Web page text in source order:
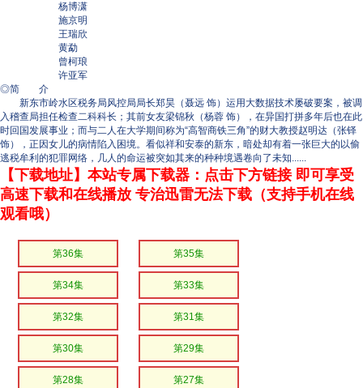
杨博潇
施京明
王瑞欣
黄勐
曾柯琅
许亚军
◎简 介
新东市岭水区税务局风控局局长郑昊（聂远 饰）运用大数据技术屡破要案，被调
入稽查局担任检查二科科长；其前女友梁锦秋（杨蓉 饰），在异国打拼多年后也在此
时回国发展事业；而与二人在大学期间称为“高智商铁三角”的财大教授赵明达（张铎
饰），正因女儿的病情陷入困境。看似祥和安泰的新东，暗处却有着一张巨大的以偷
逃税牟利的犯罪网络，几人的命运被突如其来的种种境遇卷向了未知......
【下载地址】本站专属下载器：点击下方链接 即可享受
高速下载和在线播放 专治迅雷无法下载（支持手机在线
观看哦）
第36集 第35集
第34集 第33集
第32集 第31集
第30集 第29集
第28集 第27集